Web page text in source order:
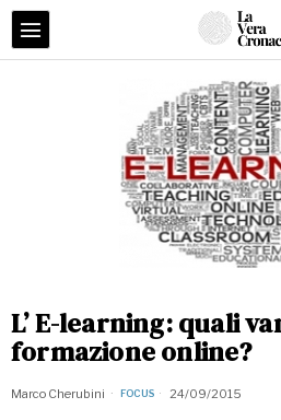
L’ E-learning: quali
formazione online?
Marco Cherubini FOCUS 24/09/2015